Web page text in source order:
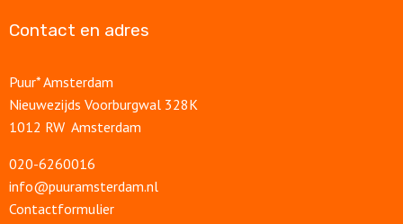
Contact en adres
Puur* Amsterdam
Nieuwezijds Voorburgwal 328K
1012 RW Amsterdam
020-6260016
info@puuramsterdam.nl
Contactformulier